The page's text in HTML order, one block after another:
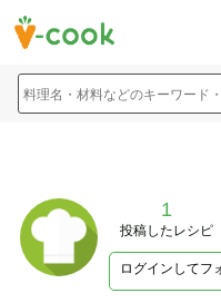
料理名・材料などのキーワード
1
投稿したレシピ
ログインしてフ